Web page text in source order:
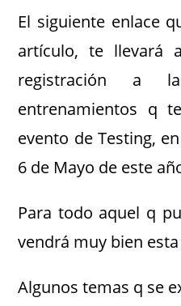
El siguiente enlace
artículo, te llevará
registración a
entrenamientos q
evento de Testing,
6 de Mayo de este
Para todo aquel q
vendrá muy bien
Algunos temas q se